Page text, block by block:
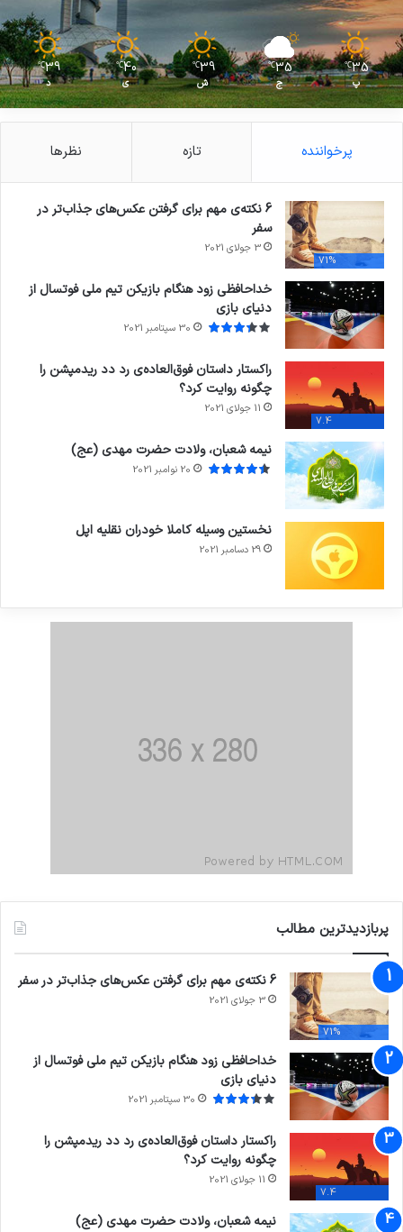
35
℃
پ
35
℃
ج
39
℃
ش
40
℃
ی
39
℃
د
پرخواننده تازه نظرها
71%
6 نکته‌ی مهم برای گرفتن عکس‌های جذاب‌تر در
سفر
3 جولای 2021
خداحافظی زود هنگام بازیکن تیم ملی فوتسال از
دنیای بازی
30 سپتامبر 2021
7.4
راکستار داستان فوق‌العاده‌ی رد دد ریدمپشن را
چگونه روایت کرد؟
11 جولای 2021
نیمه شعبان، ولادت حضرت مهدی (عج)
20 نوامبر 2021
نخستین وسیله کاملا خودران نقلیه اپل
29 دسامبر 2021
پربازدیدترین مطالب
71%
6 نکته‌ی مهم برای گرفتن عکس‌های جذاب‌تر در سفر
3 جولای 2021
خداحافظی زود هنگام بازیکن تیم ملی فوتسال از
دنیای بازی
30 سپتامبر 2021
7.4
راکستار داستان فوق‌العاده‌ی رد دد ریدمپشن را
چگونه روایت کرد؟
11 جولای 2021
نیمه شعبان، ولادت حضرت مهدی (عج)